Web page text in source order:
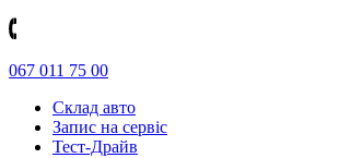
067 011 75 00
Склад авто
Запис на сервіс
Тест-Драйв